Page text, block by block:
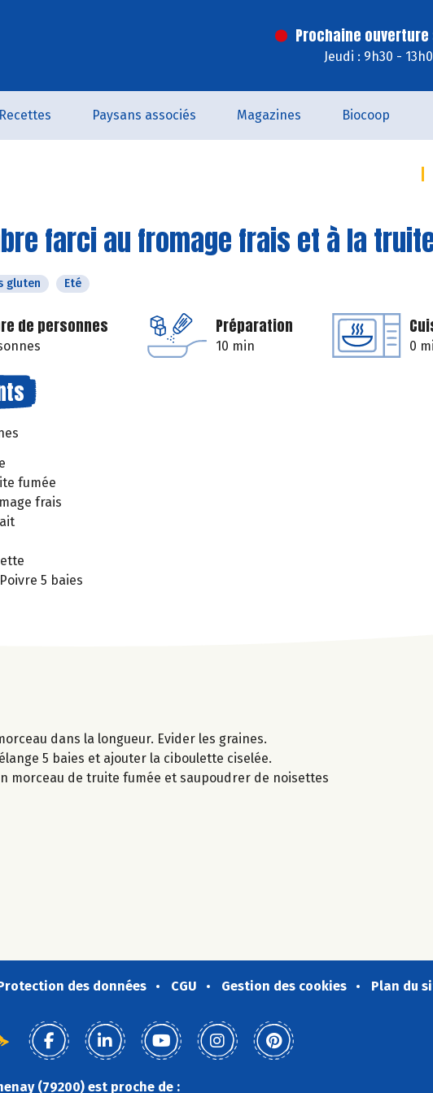
Prochaine ouverture
Jeudi : 9h30 -
Recettes Paysans associés Magazines Biocoop
farci au fromage frais et à la
gluten Eté
de personnes Préparation
10 min 0
fumée
frais
5 baies
dans la longueur. Evider les graines.
5 baies et ajouter la ciboulette ciselée.
morceau de truite fumée et saupoudrer de noisettes
des données CGU Gestion des cookies Plan du
(79200) est proche de :